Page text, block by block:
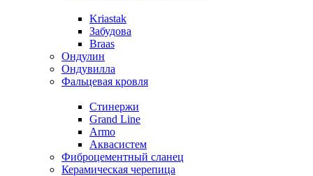
Kriastak
Забудова
Braas
Ондулин
Ондувилла
Фальцевая кровля
Стинержи
Grand Line
Armo
Аквасистем
Фиброцементный сланец
Керамическая черепица